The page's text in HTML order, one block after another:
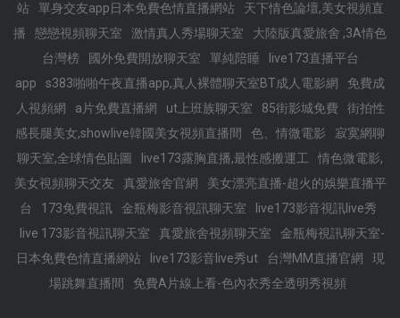
站
單身交友app日本免費色情直播網站
天下情色論壇,美女視頻直
播
戀戀視頻聊天室 激情真人秀場聊天室
大陸版真愛旅舍 ,3A情色
台灣榜
國外免費開放聊天室 單純陪睡
live173直播平台
app
s383啪啪午夜直播app,真人裸體聊天室BT成人電影網
免費成
人視頻網
a片免費直播網 ut上班族聊天室 85街影城免費
街拍性
感長腿美女,showlive韓國美女視頻直播間
色、情微電影
寂寞網聊
聊天室,全球情色貼圖
live173露胸直播,最性感搬運工
情色微電影,
美女視頻聊天交友
真愛旅舍官網
美女漂亮直播-超火的娛樂直播平
台
173免費視訊 金瓶梅影音視訊聊天室
live173影音視訊live秀
live 173影音視訊聊天室
真愛旅舍視頻聊天室
金瓶梅視訊聊天室-
日本免費色情直播網站
live173影音live秀ut 台灣MM直播官網
現
場跳舞直播間
免費A片線上看-色內衣秀全透明秀視頻